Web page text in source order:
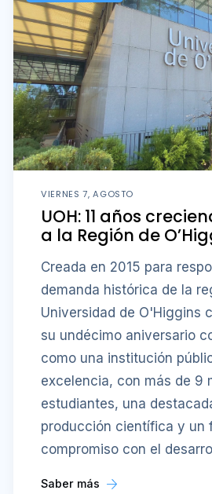
VIERNES 7, AGOSTO
UOH: 11 años
a la Región de
Creada en 2015 para
demanda histórica de la
Universidad de O'Higgins
su undécimo aniversario
como una institución
excelencia, con más de 9
estudiantes, una
producción científica y un
compromiso con el
Saber más